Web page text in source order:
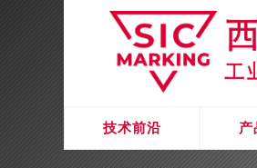
技术前沿 产